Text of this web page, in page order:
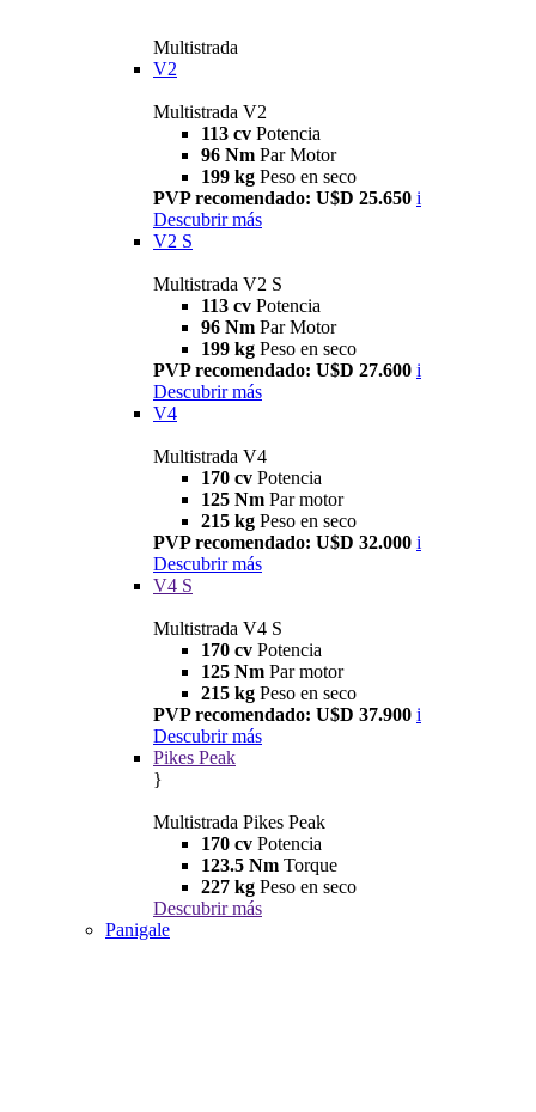
Multistrada
V2
Multistrada V2
113 cv Potencia
96 Nm Par Motor
199 kg Peso en seco
PVP recomendado: U$D 25.650 i
Descubrir más
V2 S
Multistrada V2 S
113 cv Potencia
96 Nm Par Motor
199 kg Peso en seco
PVP recomendado: U$D 27.600 i
Descubrir más
V4
Multistrada V4
170 cv Potencia
125 Nm Par motor
215 kg Peso en seco
PVP recomendado: U$D 32.000 i
Descubrir más
V4 S
Multistrada V4 S
170 cv Potencia
125 Nm Par motor
215 kg Peso en seco
PVP recomendado: U$D 37.900 i
Descubrir más
Pikes Peak
}
Multistrada Pikes Peak
170 cv Potencia
123.5 Nm Torque
227 kg Peso en seco
Descubrir más
Panigale